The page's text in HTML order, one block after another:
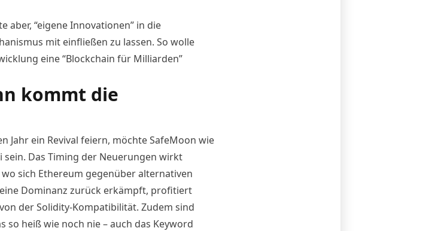
aber, “eigene Innovationen” in die
mit einfließen zu lassen. So wolle
eine “Blockchain für Milliarden”
kommt die
Jahr ein Revival feiern, möchte SafeMoon wie
sein. Das Timing der Neuerungen wirkt
sich Ethereum gegenüber alternativen
Dominanz zurück erkämpft, profitiert
der Solidity-Kompatibilität. Zudem sind
so heiß wie noch nie – auch das Keyword